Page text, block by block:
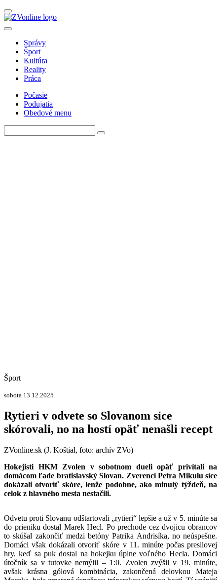
Správy
Šport
Kultúra
Reality
Práca
Počasie
Podujatia
Obedové menu
Šport
sobota 13.12.2025
Rytieri v odvete so Slovanom síce
skórovali, no na hostí opäť nenašli recept
ZVonline.sk (J. Koštial, foto: archív ZVo)
Hokejisti HKM Zvolen v sobotnom dueli opäť privítali na
domácom ľade bratislavský Slovan. Zverenci Petra Mikulu síce
dokázali otvoriť skóre, lenže podobne, ako minulý týždeň, na
celok z hlavného mesta nestačili.
Odvetu proti Slovanu odštartovali „rytieri“ lepšie a už v 5. minúte sa
do prieniku dostal Marek Hecl. Po prechode cez dvojicu obrancov
to skúšal zakončiť medzi betóny Patrika Andrisíka, no neúspešne.
Domáci však dokázali otvoriť skóre v 11. minúte počas presilovej
hry, keď sa puk dostal na hokejku úplne voľného Hecla. Domáci
útočník sa v tutovke nemýlil – 1:0. Zvolen zvýšil v 19. minúte,
avšak krásna gólová kombinácia, zakončená delovkou Mateja